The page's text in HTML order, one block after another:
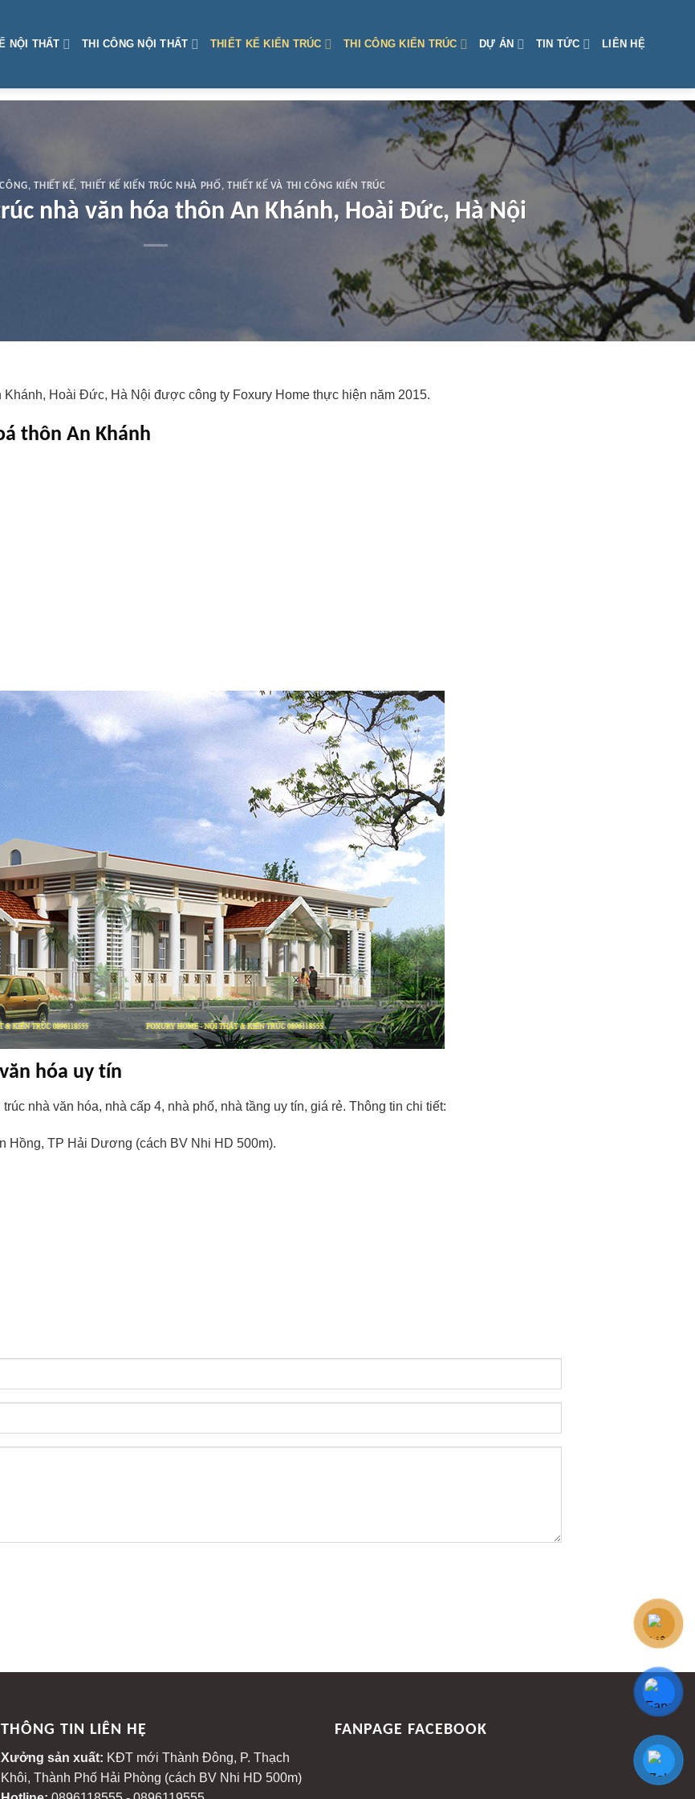
NỘI THẤT THI CÔNG NỘI THẤT THIẾT KẾ KIẾN TRÚC THI CÔNG KIẾN TRÚC DỰ ÁN TIN TỨC LIÊN HỆ
,THIẾT KẾ, THIẾT KẾ KIẾN TRÚC NHÀ PHỐ, THIẾT KẾ VÀ THI CÔNG KIẾN TRÚC
nhà văn hóa thôn An Khánh, Hoài Đức, Hà Nội
Khánh, Hoài Đức, Hà Nội được công ty Foxury Home thực hiện năm 2015.
thôn An Khánh
hóa uy tín
nhà văn hóa, nhà cấp 4, nhà phố, nhà tầng uy tín, giá rẻ. Thông tin chi tiết:
TP Hải Dương (cách BV Nhi HD 500m).
THÔNG TIN LIÊN HỆ
Xưởng sản xuất: KĐT mới Thành Đông, P. Thạch
Khôi, Thành Phố Hải Phòng (cách BV Nhi HD 500m)
FANPAGE FACEBOOK